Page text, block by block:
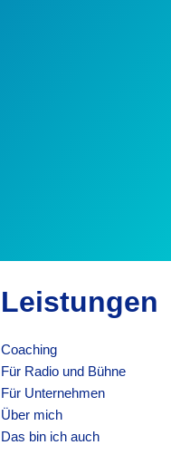
Leistungen
Coaching
Für Radio und Bühne
Für Unternehmen
Über mich
Das bin ich auch